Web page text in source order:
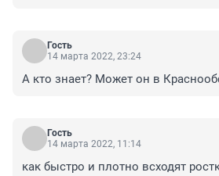
Гость
14 марта 2022, 23:24
А кто знает? Может он в
Гость
14 марта 2022, 11:14
как быстро и плотно всходят